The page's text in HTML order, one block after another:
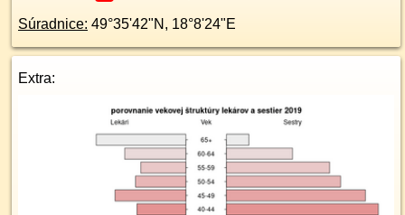
Súradnice: 49°35'42"N , 18°8'24"E
Extra: